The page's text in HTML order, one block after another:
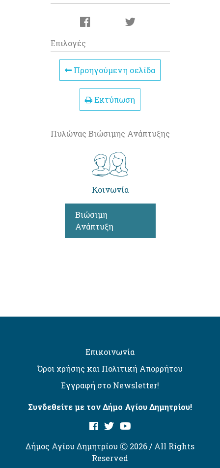
Επιλογές
Προηγούμενη σελίδα
Εκτύπωση
Πυλώνας Βιώσιμης Ανάπτυξης
Κοινωνία
Βιώσιμη
Ανάπτυξη
Επικοινωνία
Όροι χρήσης και Πολιτική Απορρήτου
Εγγραφή στο Newsletter!
Συνδεθείτε με τον Δήμο Αγίου Δημητρίου!
Δήμος Αγίου Δημητρίου Ⓒ 2026 / All Rights
Reserved